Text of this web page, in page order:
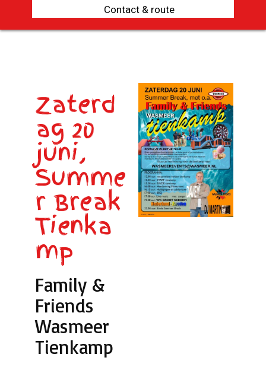
Contact & route
Zaterd
ag 20
juni,
Summe
r Break
Tienka
mp
Family &
Friends
Wasmeer
Tienkamp